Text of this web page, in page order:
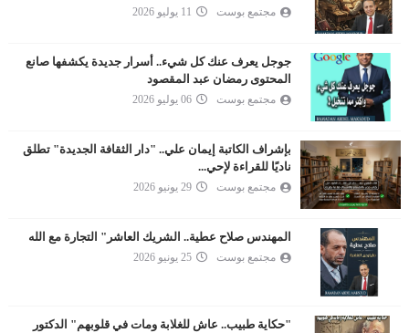
مجتمع بوست 11 يوليو 2026
جوجل يعرف عنك كل شيء.. أسرار جديدة يكشفها صانع
المحتوى رمضان عبد المقصود
مجتمع بوست 06 يوليو 2026
بإشراف الكاتبة إيمان علي.. "دار الثقافة الجديدة" تطلق
ناديًا للقراءة لإحي...
مجتمع بوست 29 يونيو 2026
المهندس صلاح عطية.. الشريك العاشر" التجارة مع الله
مجتمع بوست 25 يونيو 2026
"حكاية طبيب.. عاش للغلابة ومات في قلوبهم" الدكتور